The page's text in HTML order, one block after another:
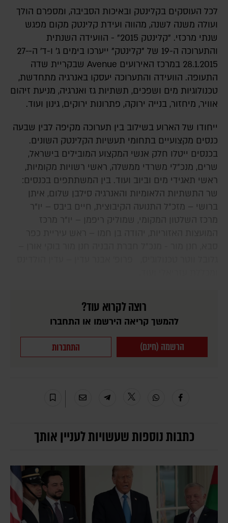
לכל העוסקים בקלינטק ובאיכות הסביבה, ומספרם הולך
ועולה משנה לשנה, מהווה ועידת קלינטק מקום מפגש
שנתי מרכזי. "קלינטק 2015" - הוועידה השנתית
והתערוכה ה-19 של "קלינטק" ייערכו בימים ג' ו-ד' ה-27-
28.1.2015 במרכז האירועים
Avenue שבקריית שדה
התעופה. הוועידה והתערוכה יעסקו באנרגיה מתחדשת,
טכנולוגיות מים ושפכים, תשתיות גז ואנרגיה, מניעת זיהום
אוויר, מיחזור, בנייה ירוקה, פתרונות ירוקים, גינון ועוד.
ייחודו של הארוע בשילוב בין תערוכה מקיפה לבין שבעה
כנסים מקצועיים בתחומי תעשיות הקלינטק השונים.
בכנסים ייטלו חלק אנשי המקצוע המובילים בישראל,
שרים, מנכ"לי משרדי ממשלה, ראשי רשויות מקומיות,
ראשי תאגידי מים וביוב ועוד. בין המשתתפים בכנסים:
שר התשתיות הלאומיות והאנרגיה סילבן שלום, איתן
ברושי – מזכ"ל התנועה הקיבוצית, חיים ביבס – יו"ר
מרכז השלטון המקומי, שמוליק ריפמן – יו"ר מרכז
רוצה לקרוא עוד?
להמשך קריאה הירשמו או התחברו
הרשמה (חינם) התחברות
כתבות נוספות שעשויות לעניין אותך